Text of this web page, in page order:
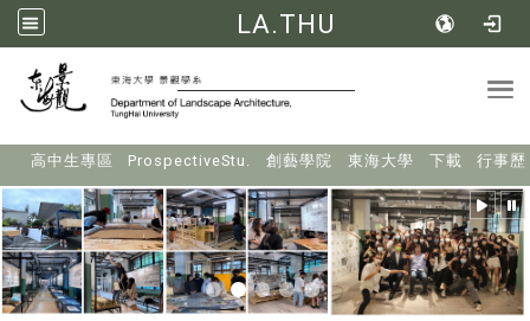
LA.THU
高中生專區 ProspectiveStu. 創藝學院 東海大學 下載 行事歷